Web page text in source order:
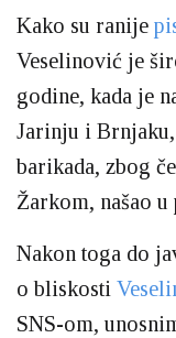
Kako su ranije
Veselinović je
godine, kada je
Jarinju i
barikada, zbog
Žarkom, našao
Nakon toga do
o bliskosti
SNS-om,